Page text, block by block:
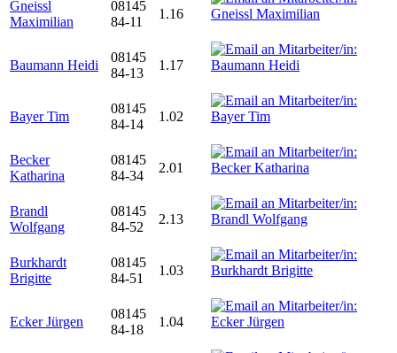
Gneissl
Maximilian
08145
84-11
1.16
Baumann Heidi
08145
84-13
1.17
Bayer Tim
08145
84-14
1.02
Becker
Katharina
08145
84-34
2.01
Brandl
Wolfgang
08145
84-52
2.13
Burkhardt
Brigitte
08145
84-51
1.03
Ecker Jürgen
08145
84-18
1.04